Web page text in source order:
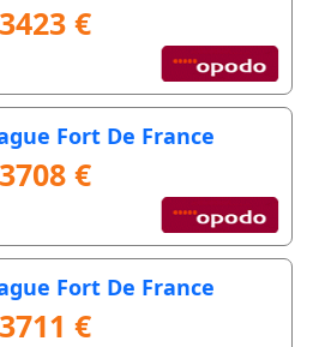
3423 €
Fort De France
3708 €
Fort De France
3711 €